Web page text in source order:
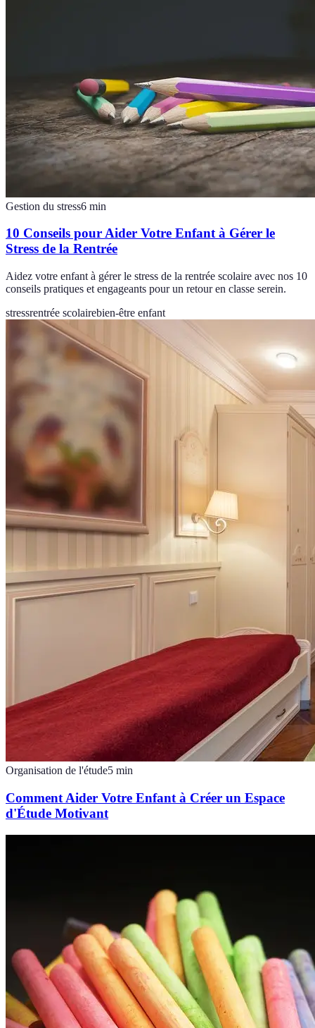
Gestion du stress6 min
10 Conseils pour Aider Votre Enfant à Gérer le
Stress de la Rentrée
Aidez votre enfant à gérer le stress de la rentrée scolaire avec nos 10
conseils pratiques et engageants pour un retour en classe serein.
stressrentrée scolairebien-être enfant
Organisation de l'étude5 min
Comment Aider Votre Enfant à Créer un Espace
d'Étude Motivant